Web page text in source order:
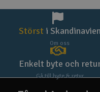
Störst i Skandinavien
Om oss
Enkelt byte och
Gå till byte & retur